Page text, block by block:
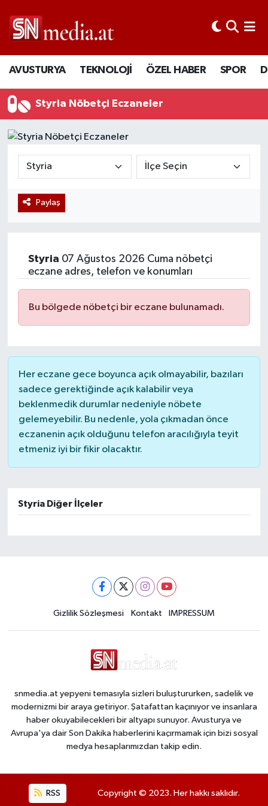
AVUSTURYA TEKNOLOJİ ÖZEL HABER SPOR
Styria Nöbetçi Eczaneler
Paylaş
Styria 07 Ağustos 2026 Cuma nöbetçi
eczane adres, telefon ve konumları
Bu bölgede nöbetçi bir eczane bulunamadı.
Her eczane gece boyunca açık olmayabilir, bazıları
sadece gerektiğinde açık kalabilir veya
beklenmedik durumlar nedeniyle nöbete
gelemeyebilir. Bu nedenle, yola çıkmadan önce
eczanenin açık olduğunu telefon aracılığıyla teyit
etmeniz iyi bir fikir olacaktır.
Styria Diğer İlçeler
Gizlilik Sözleşmesi Kontakt IMPRESSUM
snmedia.at yepyeni temasıyla sizleri buluştururken, sadelik ve
modernizmi bir araya getiriyor. Şatafattan kaçınıyor ve insanlara
haber okuyabilecekleri bir altyapı sunuyor. Avusturya ve
Avrupa'ya dair Son Dakika haberlerini kaçırmamak için bizi sosyal
medya hesaplarımızdan takip edin.
RSS Copyright © 2023. Her hakkı saklıdır.